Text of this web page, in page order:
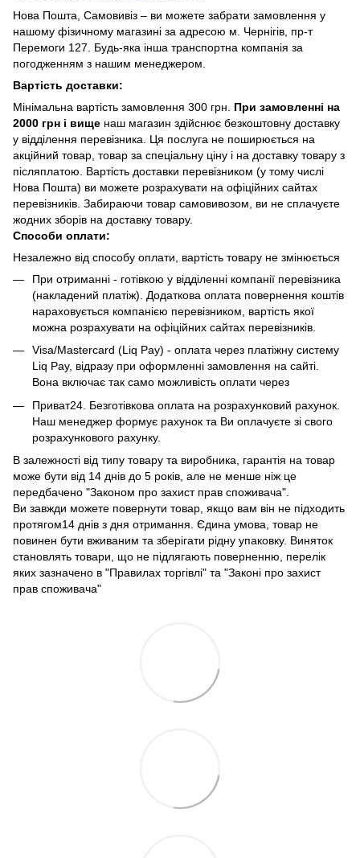
Нова Пошта, Самовивіз – ви можете забрати замовлення у
нашому фізичному магазині за адресою м. Чернігів, пр-т
Перемоги 127. Будь-яка інша транспортна компанія за
погодженням з нашим менеджером.
Вартість доставки:
Мінімальна вартість замовлення 300 грн. При замовленні на
2000 грн і вище наш магазин здійснює безкоштовну доставку
у відділення перевізника. Ця послуга не поширюється на
акційний товар, товар за спеціальну ціну і на доставку товару з
післяплатою. Вартість доставки перевізником (у тому числі
Нова Пошта) ви можете розрахувати на офіційних сайтах
перевізників. Забираючи товар самовивозом, ви не сплачуєте
жодних зборів на доставку товару.
Способи оплати:
Незалежно від способу оплати, вартість товару не змінюється
При отриманні - готівкою у відділенні компанії перевізника
(накладений платіж). Додаткова оплата повернення коштів
нараховується компанією перевізником, вартість якої
можна розрахувати на офіційних сайтах перевізників.
Visa/Mastercard (Liq Pay) - оплата через платіжну систему
Liq Pay, відразу при оформленні замовлення на сайті.
Вона включає так само можливість оплати через
Приват24. Безготівкова оплата на розрахунковий рахунок.
Наш менеджер формує рахунок та Ви оплачуєте зі свого
розрахункового рахунку.
В залежності від типу товару та виробника, гарантія на товар
може бути від 14 днів до 5 років, але не менше ніж це
передбачено "Законом про захист прав споживача".
Ви завжди можете повернути товар, якщо вам він не підходить
протягом14 днів з дня отримання. Єдина умова, товар не
повинен бути вживаним та зберігати рідну упаковку. Виняток
становлять товари, що не підлягають поверненню, перелік
яких зазначено в "Правилах торгівлі" та "Законі про захист
прав споживача"